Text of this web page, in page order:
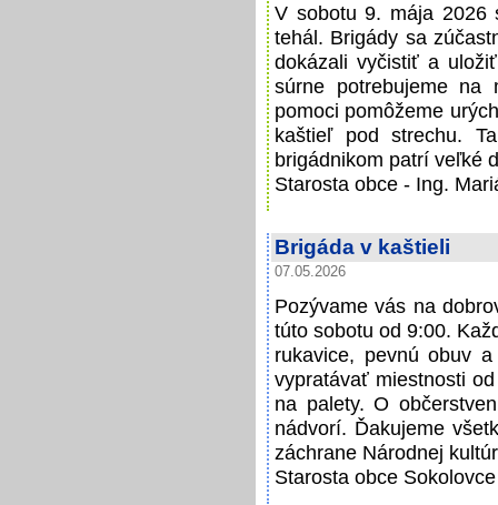
V sobotu 9. mája 2026
tehál. Brigády sa
dokázali vyčistiť a
súrne potrebujeme na
pomoci pomôžeme
kaštieľ pod strechu.
brigádnikom patrí veľké
Starosta obce - Ing.
Brigáda v kaštieli
07.05.2026
Pozývame vás na
túto sobotu od 9:00.
rukavice, pevnú obuv
vypratávať miestnosti
na palety. O
nádvorí. Ďakujeme
záchrane Národnej
Starosta obce